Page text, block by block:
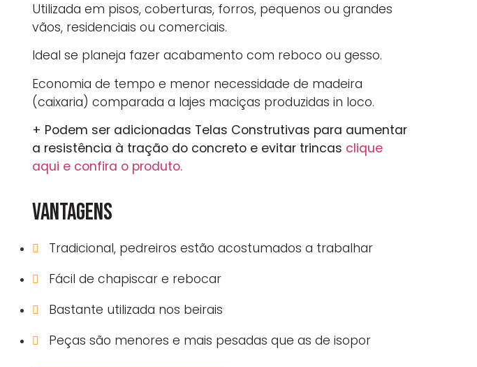
Utilizada em pisos, coberturas, forros, pequenos ou grandes
vãos, residenciais ou comerciais.
Ideal se planeja fazer acabamento com reboco ou gesso.
Economia de tempo e menor necessidade de madeira
(caixaria) comparada a lajes maciças produzidas in loco.
+ Podem ser adicionadas Telas Construtivas para aumentar
a resistência à tração do concreto e evitar trincas clique
aqui e confira o produto.
VANTAGENS
Tradicional, pedreiros estão acostumados a trabalhar
Fácil de chapiscar e rebocar
Bastante utilizada nos beirais
Peças são menores e mais pesadas que as de isopor